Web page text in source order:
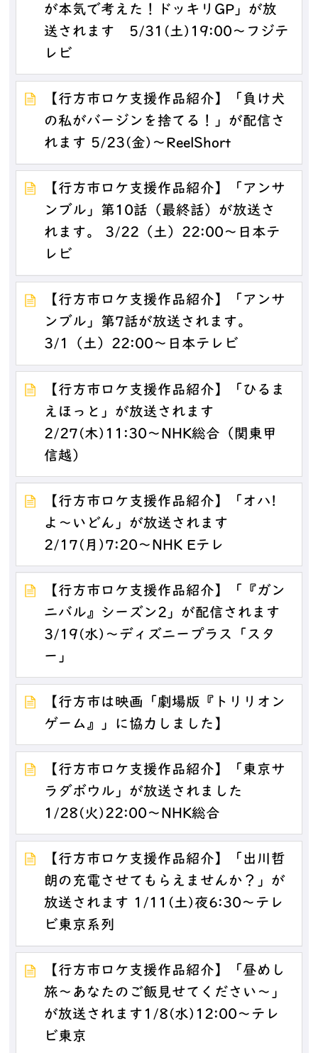
が本気で考えた！ドッキリGP」が放
送されます 5/31(土)19:00～フジテ
レビ
【行方市ロケ支援作品紹介】「負け犬
の私がバージンを捨てる！」が配信さ
れます 5/23(金)～ReelShort
【行方市ロケ支援作品紹介】「アンサ
ンブル」第10話（最終話）が放送さ
れます。 3/22（土）22:00～日本テ
レビ
【行方市ロケ支援作品紹介】「アンサ
ンブル」第7話が放送されます。
3/1（土）22:00～日本テレビ
【行方市ロケ支援作品紹介】「ひるま
えほっと」が放送されます
2/27(木)11:30～NHK総合（関東甲
信越）
【行方市ロケ支援作品紹介】「オハ!
よ～いどん」が放送されます
2/17(月)7:20～NHK Eテレ
【行方市ロケ支援作品紹介】「『ガン
ニバル』シーズン2」が配信されます
3/19(水)～ディズニープラス「スタ
ー」
【行方市は映画「劇場版『トリリオン
ゲーム』」に協力しました】
【行方市ロケ支援作品紹介】「東京サ
ラダボウル」が放送されました
1/28(火)22:00～NHK総合
【行方市ロケ支援作品紹介】「出川哲
朗の充電させてもらえませんか？」が
放送されます 1/11(土)夜6:30～テレ
ビ東京系列
【行方市ロケ支援作品紹介】「昼めし
旅～あなたのご飯見せてください～」
が放送されます1/8(水)12:00～テレ
ビ東京